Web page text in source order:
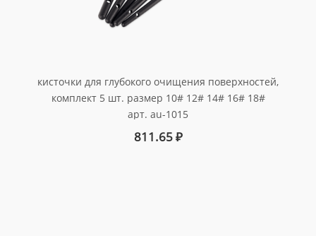
кисточки для глубокого очищения поверхностей,
комплект 5 шт. размер 10# 12# 14# 16# 18#
арт. au-1015
811.65₽